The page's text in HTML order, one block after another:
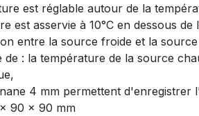
est réglable autour de la
est asservie à 10°C en dessous de
entre la source froide et la
: la température de la source
4 mm permettent
90 × 90 mm